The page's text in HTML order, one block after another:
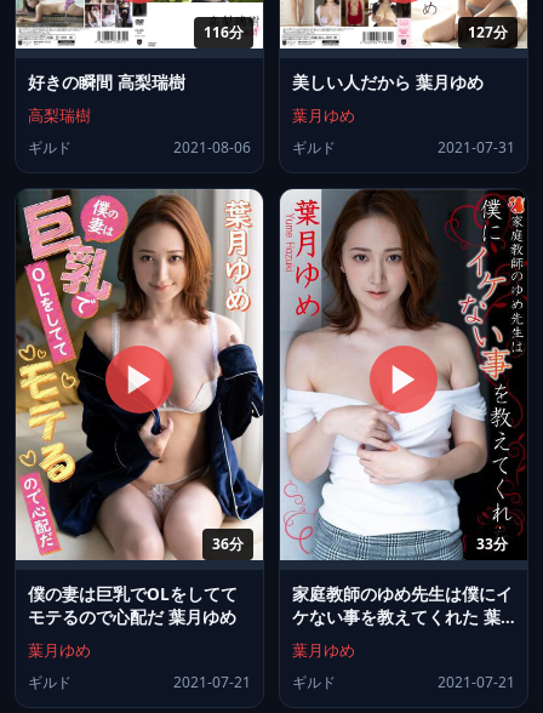
116分
好きの瞬間 高梨瑞樹
高梨瑞樹
ギルド 2021-08-06
127分
美しい人だから 葉月ゆめ
葉月ゆめ
ギルド 2021-07-31
36分
僕の妻は巨乳でOLをしてて
モテるので心配だ 葉月ゆめ
葉月ゆめ
ギルド 2021-07-21
33分
家庭教師のゆめ先生は僕にイ
ケない事を教えてくれた 葉
月ゆめ
葉月ゆめ
ギルド 2021-07-21